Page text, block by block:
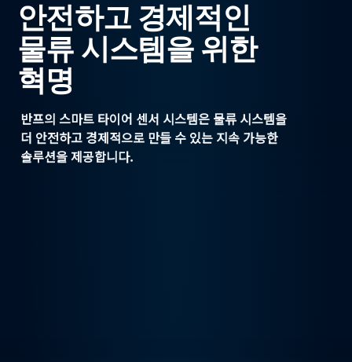
안전하고 경제적인
물류 시스템을 위한
혁명
반프의 스마트 타이어 센서 시스템은 물류 시스템을
더 안전하고 경제적으로 만들 수 있는 지속 가능한
솔루션을 제공합니다.